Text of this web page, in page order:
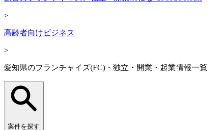
>
高齢者向けビジネス
>
愛知県のフランチャイズ(FC)・独立・開業・起業情報一覧
案件を探す